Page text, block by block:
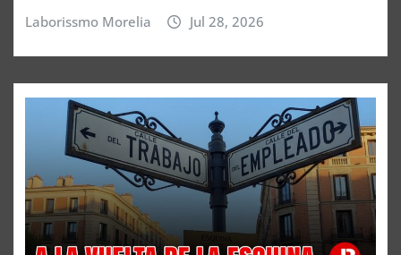
Laborissmo Morelia Jul 28, 2026